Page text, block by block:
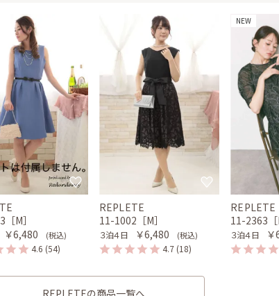
M］
￥6,480 (税込)
4.6 (54)
REPLETE
11-1002［M］
３泊４日 ￥6,480 (税込)
4.7 (18)
NEW
REPLETE
11-2363［
３泊４日